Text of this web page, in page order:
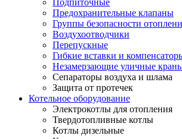
Подпиточные
Предохранительные клапаны
Группы безопасности
Воздухоотводчики
Перепускные
Гибкие вставки и
Незамерзающие уличные
Сепараторы воздуха и шлама
Защита от протечек
Котельное оборудование
Электрокотлы для отопления
Твердотопливные котлы
Котлы дизельные